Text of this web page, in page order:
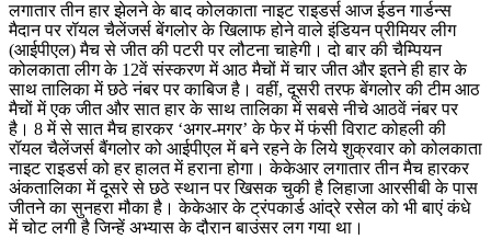
लगातार तीन हार झेलने के बाद कोलकाता नाइट राइडर्स आज ईडन गार्डन्स
मैदान पर रॉयल चैलेंजर्स बेंगलोर के खिलाफ होने वाले इंडियन प्रीमियर लीग
(आईपीएल) मैच से जीत की पटरी पर लौटना चाहेगी। दो बार की चैम्पियन
कोलकाता लीग के 12वें संस्करण में आठ मैचों में चार जीत और इतने ही हार के
साथ तालिका में छठे नंबर पर काबिज है। वहीं, दूसरी तरफ बेंगलोर की टीम आठ
मैचों में एक जीत और सात हार के साथ तालिका में सबसे नीचे आठवें नंबर पर
है। 8 में से सात मैच हारकर ‘अगर-मगर’ के फेर में फंसी विराट कोहली की
रॉयल चैलेंजर्स बैंगलोर को आईपीएल में बने रहने के लिये शुक्रवार को कोलकाता
नाइट राइडर्स को हर हालत में हराना होगा। केकेआर लगातार तीन मैच हारकर
अंकतालिका में दूसरे से छठे स्थान पर खिसक चुकी है लिहाजा आरसीबी के पास
जीतने का सुनहरा मौका है। केकेआर के ट्रंपकार्ड आंद्रे रसेल को भी बाएं कंधे
में चोट लगी है जिन्हें अभ्यास के दौरान बाउंसर लग गया था।